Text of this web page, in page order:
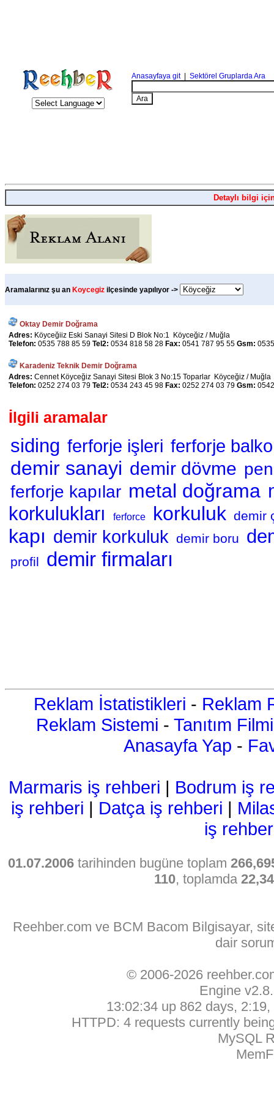
Anasayfaya git| Sektörel Gruplarda Ara
Detaylı bilgi
Aramalarınız şu an Koycegiz ilçesinde yapılıyor ->
Oktay Demir Doğrama
Adres: Köyceğiiz Eski Sanayi Sitesi D Blok No:1 Köyceğiz / Muğla
Telefon: 0535 788 85 59 Tel2: 0534 818 58 28 Fax: 0541 787 95 55 Gsm:
Karadeniz Teknik Demir Doğrama
Adres: Cennet Köyceğiz Sanayi Sitesi Blok 3 No:15 Toparlar Köyceğiz / Muğla
Telefon: 0252 274 03 79 Tel2: 0534 243 45 98 Fax: 0252 274 03 79 Gsm:
İlgili aramalar
siding ferforje işleri ferforje
demir sanayi demir dövme
ferforje kapılar metal doğrama
korkulukları
ferforce korkuluk demir
kapı demir korkuluk demir boru
profil demir firmaları
Reklam İstatistikleri - Reklam
Reklam Sistemi - Tanıtım Filmi
Anasayfa Yap -
Marmaris iş rehberi | Bodrum iş
iş rehberi | Datça iş rehberi |
iş
01.07.2006tarihinden bugüne toplam
110, toplamda
Reehber.com ve BCM Bacom Bilgisayar,
dair
© 2006-2026
Engine
13:02:34 up 862 days,
HTTPD: 4 requests currently
MySQL